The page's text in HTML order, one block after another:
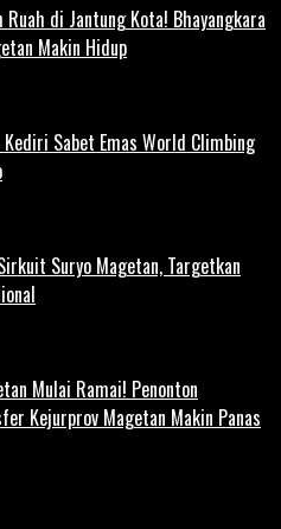
di Jantung Kota! Bhayangkara
Makin Hidup
Sabet Emas World Climbing
Suryo Magetan, Targetkan
Mulai Ramai! Penonton
Kejurprov Magetan Makin Panas